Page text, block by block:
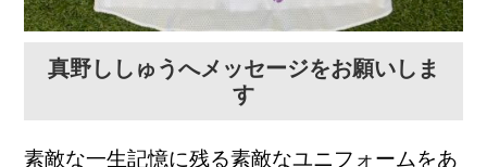
真野ししゅうへメッセージをお願いしま
す
素敵な一生記憶に残る素敵なユニフォームをあ